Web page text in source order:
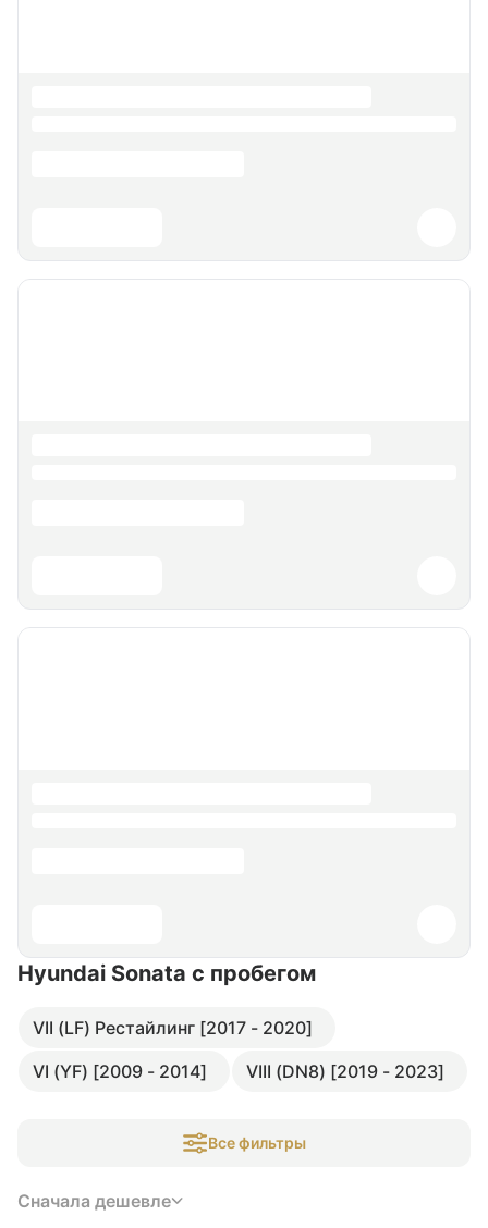
Hyundai Sonata с пробегом
VII (LF) Рестайлинг [2017 - 2020]
VI (YF) [2009 - 2014]
VIII (DN8) [2019 - 2023]
Все фильтры
Сначала дешевле